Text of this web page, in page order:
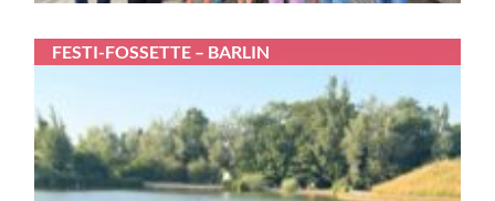
FESTI-FOSSETTE – BARLIN